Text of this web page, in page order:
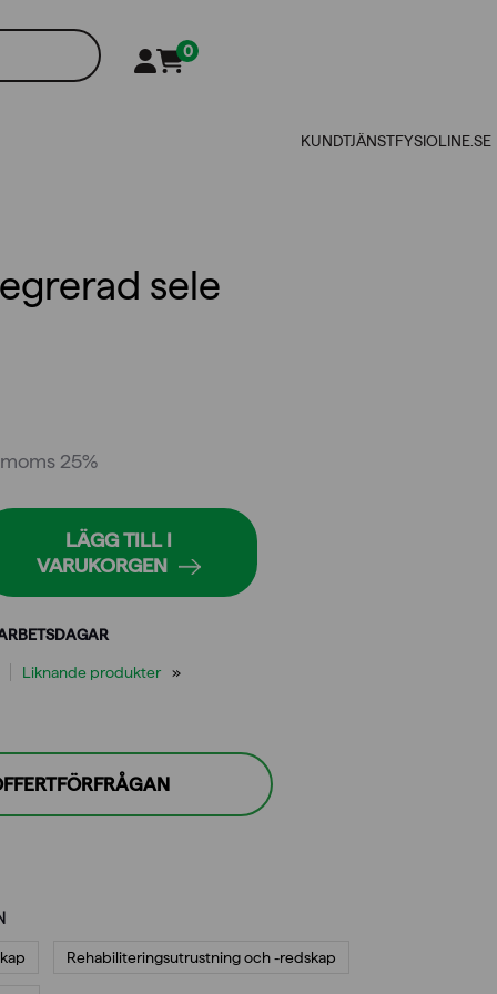
0
KUNDTJÄNSTFYSIOLINE.SE
sele
25%
LÄGG TILL I
VARUKORGEN
Liknande produkter
Rehabiliterings­utrustning och -redskap